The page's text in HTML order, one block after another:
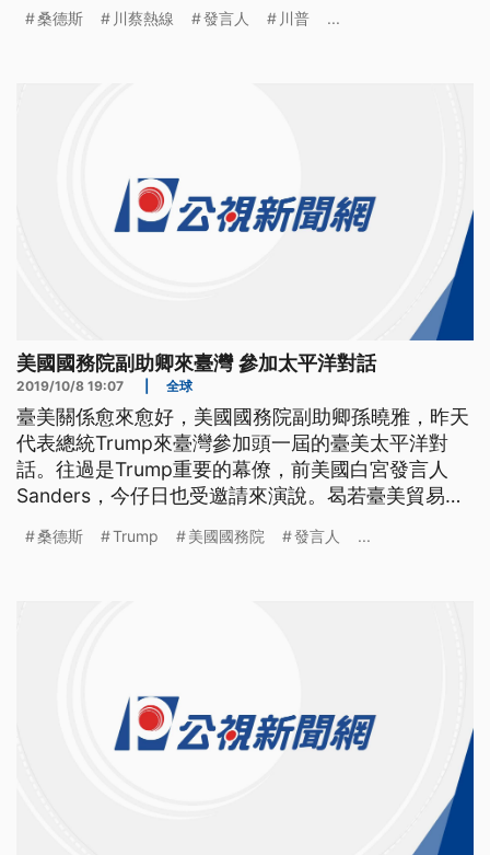
「川普總統一直對中國採取強硬路線，他知道這種關
桑德斯 川蔡熱線 發言人 川普 ...
美國國務院副助卿來臺灣 參加太平洋對話
2019/10/8 19:07 全球
臺美關係愈來愈好，美國國務院副助卿孫曉雅，昨天
代表總統Trump來臺灣參加頭一屆的臺美太平洋對
話。往過是Trump重要的幕僚，前美國白宮發言人
Sanders，今仔日也受邀請來演說。曷若臺美貿易敢
貿易往來是Trump支持的。 ==前美國白宮發言人 桑
桑德斯 Trump 美國國務院 發言人 ...